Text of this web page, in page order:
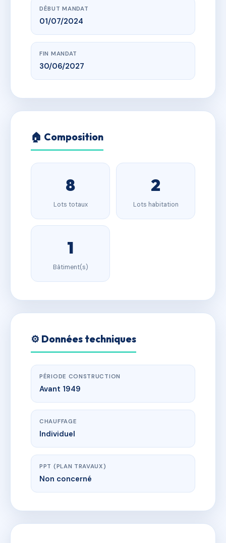
DÉBUT MANDAT
01/07/2024
FIN MANDAT
30/06/2027
🏠 Composition
8
Lots totaux
2
Lots habitation
1
Bâtiment(s)
⚙️ Données techniques
PÉRIODE CONSTRUCTION
Avant 1949
CHAUFFAGE
Individuel
PPT (PLAN TRAVAUX)
Non concerné